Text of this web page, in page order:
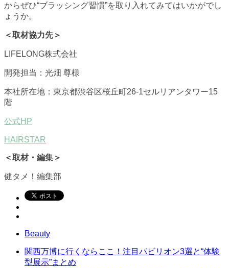
からぜひ“ブラッシング習慣”を取り入れてみてはいかがでし
ょうか。
＜取材協力先＞
LIFELONG株式会社
開発担当：光畑 尊様
本社所在地：東京都渋谷区桜丘町26-1セルリアンタワー15
階
公式HP
HAIRSTAR
＜取材・編集＞
健タメ！編集部
Beauty
関西万博に行くならここ！注目パビリオン3選と“体験
型展示”まとめ